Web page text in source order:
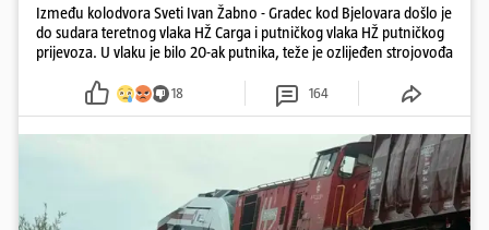
Između kolodvora Sveti Ivan Žabno - Gradec kod Bjelovara došlo je
do sudara teretnog vlaka HŽ Carga i putničkog vlaka HŽ putničkog
prijevoza. U vlaku je bilo 20-ak putnika, teže je ozlijeđen strojovođa
18 164